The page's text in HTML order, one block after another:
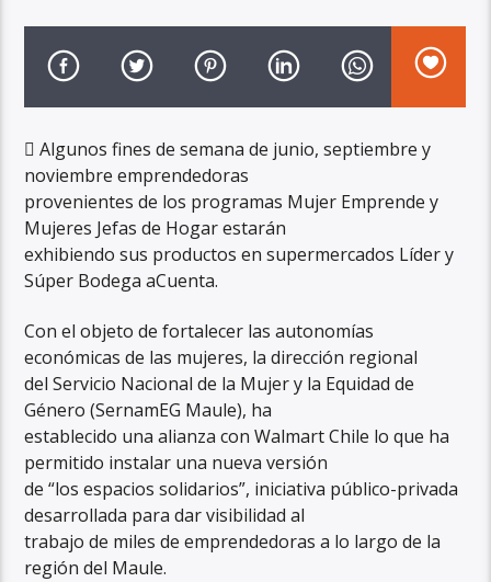
 Algunos fines de semana de junio, septiembre y
noviembre emprendedoras
provenientes de los programas Mujer Emprende y
Mujeres Jefas de Hogar estarán
exhibiendo sus productos en supermercados Líder y
Súper Bodega aCuenta.
Con el objeto de fortalecer las autonomías
económicas de las mujeres, la dirección regional
del Servicio Nacional de la Mujer y la Equidad de
Género (SernamEG Maule), ha
establecido una alianza con Walmart Chile lo que ha
permitido instalar una nueva versión
de “los espacios solidarios”, iniciativa público-privada
desarrollada para dar visibilidad al
trabajo de miles de emprendedoras a lo largo de la
región del Maule.